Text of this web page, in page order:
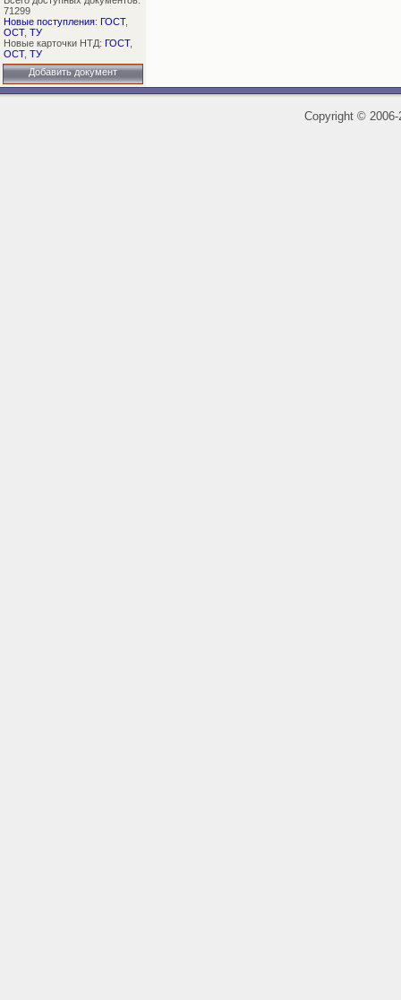
71299
Новые поступления: ГОСТ,
ОСТ, ТУ
Новые карточки НТД: ГОСТ,
ОСТ, ТУ
Добавить документ
Copyright ©